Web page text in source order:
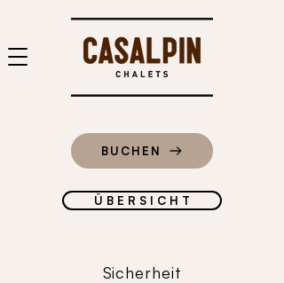
BUCHEN
Ü B E R S I C H T
Sicherheit